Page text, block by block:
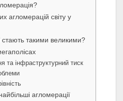
агломерацій світу у
стають такими великими?
та інфраструктурний тиск
агломерації